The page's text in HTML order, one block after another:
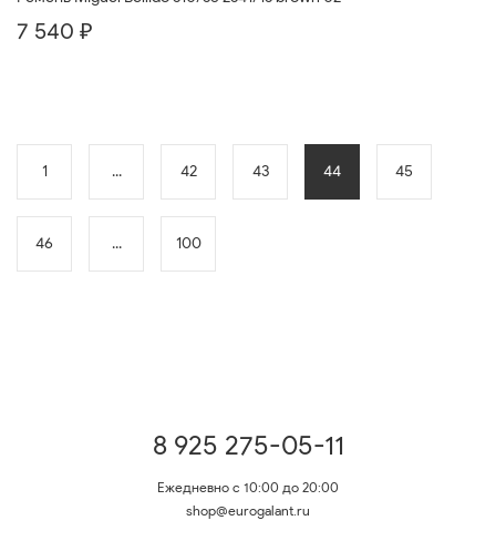
7 540 ₽
1 ... 42 43 44 45
46 ... 100
8 925 275-05-11
Ежедневно с 10:00 до 20:00
shop@eurogalant.ru